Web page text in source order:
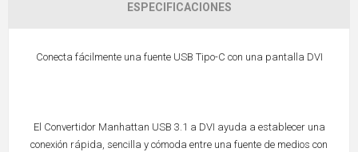
ESPECIFICACIONES
Conecta fácilmente una fuente USB Tipo-C con una pantalla DVI
El Convertidor Manhattan USB 3.1 a DVI ayuda a establecer una
conexión rápida, sencilla y cómoda entre una fuente de medios con